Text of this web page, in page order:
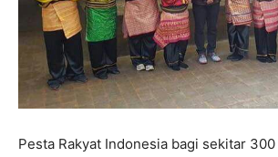
Pesta Rakyat Indonesia bagi sekitar